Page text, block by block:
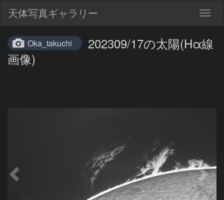
天体写真ギャラリー
Oka_takuchi
202309/17の太陽(Hα線
画像)